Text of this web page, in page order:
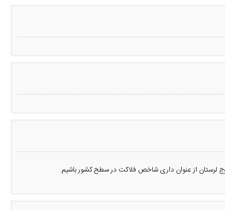
لرستان از عنوان داری شاخص فلاکت در سطح کشور باشیم.